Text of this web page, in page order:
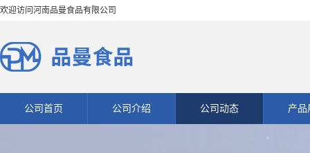
欢迎访问河南品曼食品有限公司
公司首页 公司介绍 公司动态 产品